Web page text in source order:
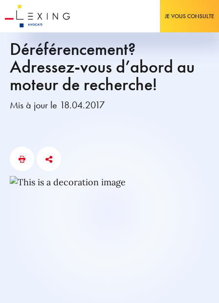
JE VOUS CONSULTE
Déréférencement?
Adressez-vous d’abord au
moteur de recherche!
Mis à jour le 18.04.2017